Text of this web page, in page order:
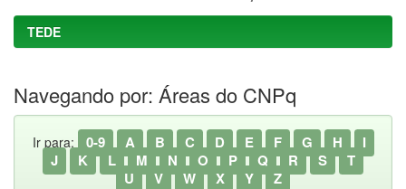
TEDE
Navegando por: Áreas do CNPq
Ir para: 0-9 A B C D E F G H
I
J
K L M N O P Q R S
T
U
V W X Y Z